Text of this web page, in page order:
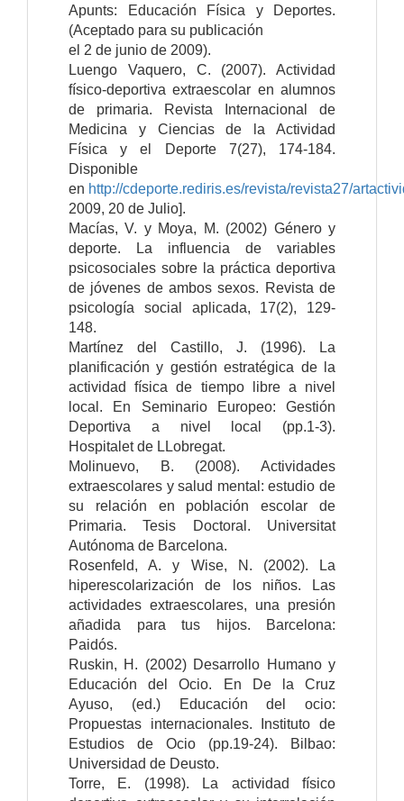
Apunts: Educación Física y Deportes.
(Aceptado para su publicación
el 2 de junio de 2009).
Luengo Vaquero, C. (2007). Actividad
físico-deportiva extraescolar en alumnos
de primaria. Revista Internacional de
Medicina y Ciencias de la Actividad
Física y el Deporte 7(27), 174-184.
Disponible
en http://cdeporte.rediris.es/revista/revista27/
2009, 20 de Julio].
Macías, V. y Moya, M. (2002) Género y
deporte. La influencia de variables
psicosociales sobre la práctica deportiva
de jóvenes de ambos sexos. Revista de
psicología social aplicada, 17(2), 129-
148.
Martínez del Castillo, J. (1996). La
planificación y gestión estratégica de la
actividad física de tiempo libre a nivel
local. En Seminario Europeo: Gestión
Deportiva a nivel local (pp.1-3).
Hospitalet de LLobregat.
Molinuevo, B. (2008). Actividades
extraescolares y salud mental: estudio de
su relación en población escolar de
Primaria. Tesis Doctoral. Universitat
Autónoma de Barcelona.
Rosenfeld, A. y Wise, N. (2002). La
hiperescolarización de los niños. Las
actividades extraescolares, una presión
añadida para tus hijos. Barcelona:
Paidós.
Ruskin, H. (2002) Desarrollo Humano y
Educación del Ocio. En De la Cruz
Ayuso, (ed.) Educación del ocio:
Propuestas internacionales. Instituto de
Estudios de Ocio (pp.19-24). Bilbao:
Universidad de Deusto.
Torre, E. (1998). La actividad físico